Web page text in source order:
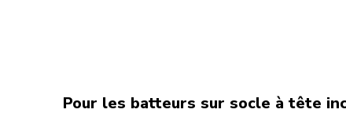
Pour les batteurs sur socle à tête